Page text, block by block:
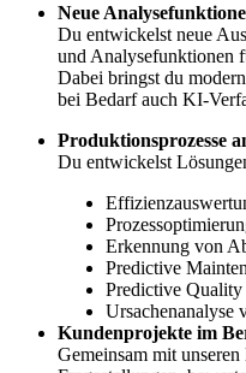
Neue
Du entwickelst neue
und Analysefunktionen
Dabei bringst du
bei Bedarf auch KI-
Produktionsprozesse
Du entwickelst
Erkennung von
Predictive
Predictive Quality
Ursachenanalyse
Kundenprojekte im
Gemeinsam mit